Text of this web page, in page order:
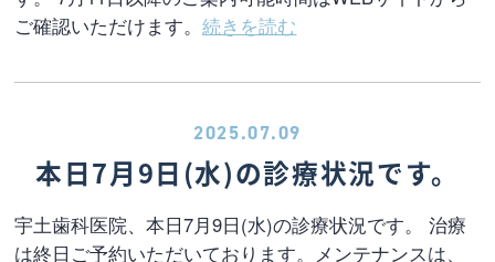
ご確認いただけます。続きを読む
2025.07.09
本日7月9日(水)の診療状況です。
宇土歯科医院、本日7月9日(水)の診療状況です。 治療
は終日ご予約いただいております。メンテナンスは、